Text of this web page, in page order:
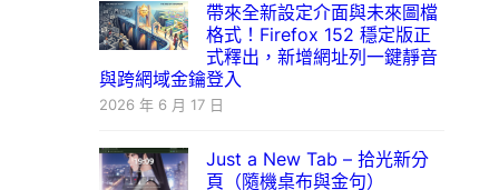
帶來全新設定介面與未來圖檔
格式！Firefox 152 穩定版正
式釋出，新增網址列一鍵靜音
與跨網域金鑰登入
2026 年 6 月 17 日
Just a New Tab – 拾光新分
頁（隨機桌布與金句）